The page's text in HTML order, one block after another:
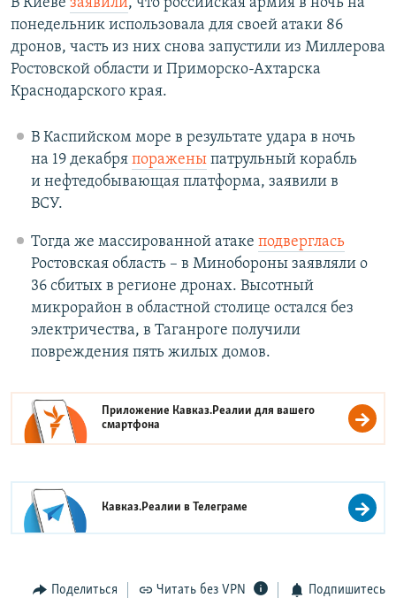
В Киеве заявили, что российская армия в ночь на
понедельник использовала для своей атаки 86
дронов, часть из них снова запустили из Миллерова
Ростовской области и Приморско-Ахтарска
Краснодарского края.
В Каспийском море в результате удара в ночь
на 19 декабря пораженыпатрульный корабль
и нефтедобывающая платформа, заявили в
ВСУ.
Тогда же массированной атаке подверглась
Ростовская область – в Минобороны заявляли о
36 сбитых в регионе дронах. Высотный
микрорайон в областной столице остался без
электричества, в Таганроге получили
повреждения пять жилых домов.
Приложение Кавказ.Реалии для вашего
смартфона
Кавказ.Реалии вТелеграме
Поделиться Читать без VPN Подпишитесь